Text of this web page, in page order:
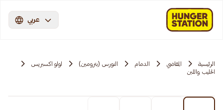
عربي
الرئيسية المقاضي الدمام النورس (بترومين)
لولو اكسبريس
الحليب واللبن